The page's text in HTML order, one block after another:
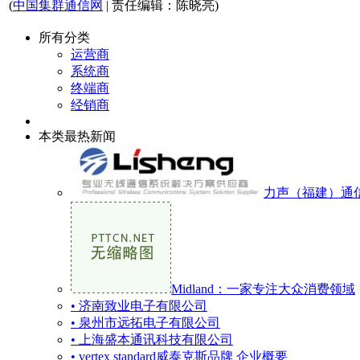
(中国集群通信网 | 责任编辑：陈晓亮)
所有分类
运营商
系统商
终端商
经销商
本类最热新闻
力声（福建）通
Midland：一家专注大众消费领域
• 济南致业电子有限公司
• 泉州市远拓电子有限公司
• 上海盛本通讯科技有限公司
• vertex standard威泰克斯品牌 企业概要